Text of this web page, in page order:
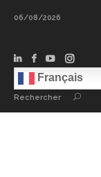
06/08/2026
Français
Rechercher